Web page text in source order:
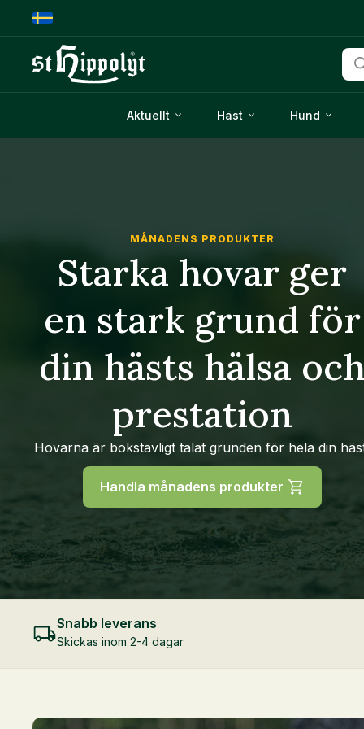
Aktuellt Häst Hund
MÅNADENS PRODUKTER
Starka hovar ger
en stark grund för
din hästs hälsa
prestation
Hovarna är bokstavligt talat grunden för hela din
Handla månadens produkter
Snabb leverans
Skickas inom 2-4 dagar